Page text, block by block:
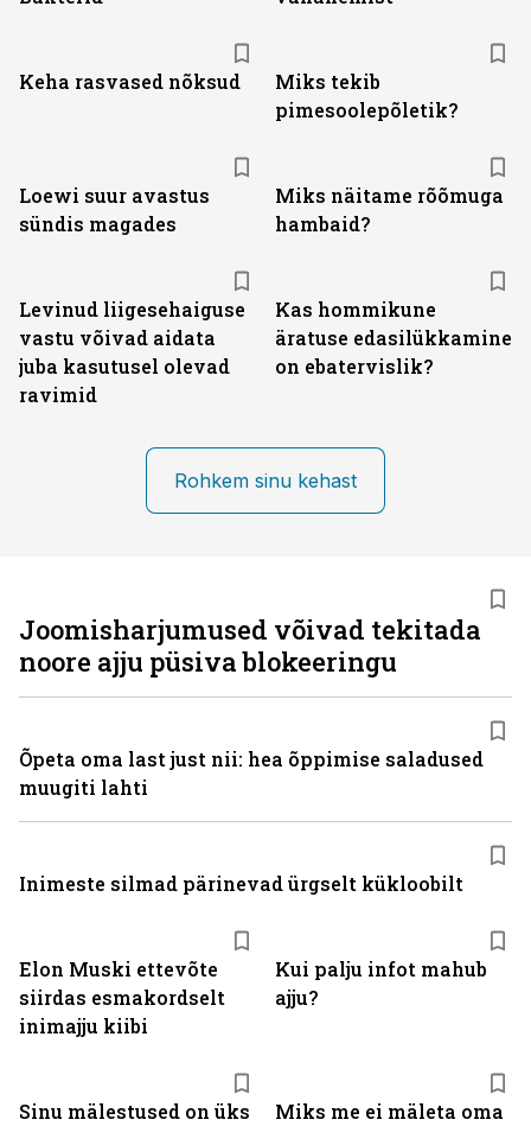
Keha rasvased nõksud
Miks tekib
pimesoolepõletik?
Loewi suur avastus
sündis magades
Miks näitame rõõmuga
hambaid?
Levinud liigesehaiguse
vastu võivad aidata
juba kasutusel olevad
ravimid
Kas hommikune
äratuse edasilükkamine
on ebatervislik?
Rohkem sinu kehast
Elon Muski ettevõte
siirdas esmakordselt
inimajju kiibi
Kui palju infot mahub
ajju?
Sinu mälestused on üks
Miks me ei mäleta oma
Joomisharjumused võivad tekitada
noore ajju püsiva blokeeringu
Õpeta oma last just nii: hea õppimise saladused
muugiti lahti
Inimeste silmad pärinevad ürgselt kükloobilt